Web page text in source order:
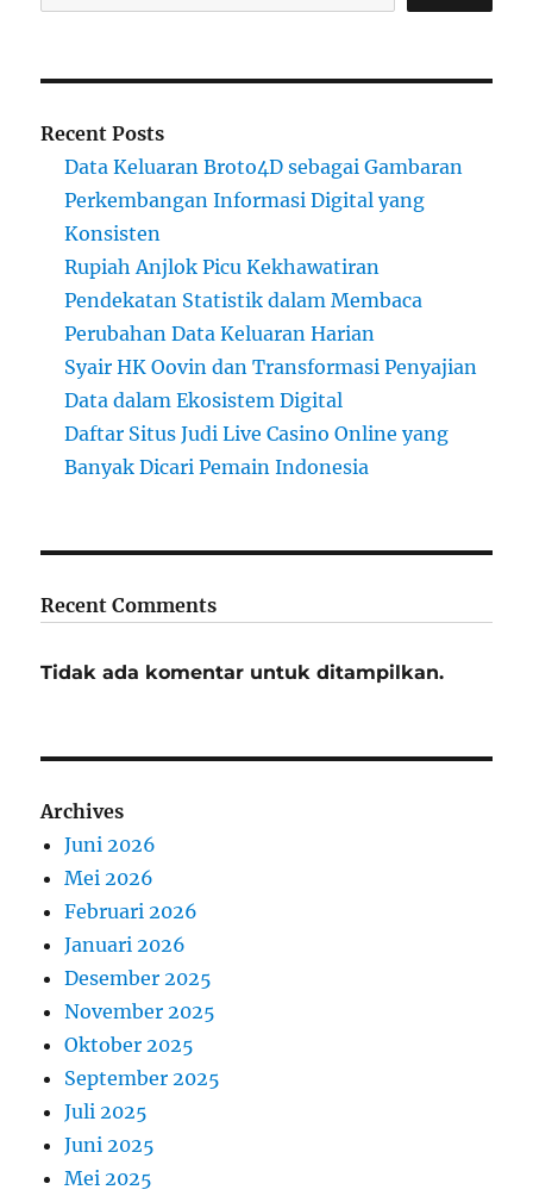
Recent Posts
Data Keluaran Broto4D sebagai Gambaran
Perkembangan Informasi Digital yang
Konsisten
Rupiah Anjlok Picu Kekhawatiran
Pendekatan Statistik dalam Membaca
Perubahan Data Keluaran Harian
Syair HK Oovin dan Transformasi Penyajian
Data dalam Ekosistem Digital
Daftar Situs Judi Live Casino Online yang
Banyak Dicari Pemain Indonesia
Recent Comments
Tidak ada komentar untuk ditampilkan.
Archives
Juni 2026
Mei 2026
Februari 2026
Januari 2026
Desember 2025
November 2025
Oktober 2025
September 2025
Juli 2025
Juni 2025
Mei 2025